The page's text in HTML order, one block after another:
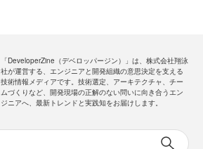
「DeveloperZine（デベロッパージン）」は、株式会社翔泳
社が運営する、エンジニアと開発組織の意思決定を支える
技術情報メディアです。技術選定、アーキテクチャ、チー
ムづくりなど、開発現場の正解のない問いに向き合うエン
ジニアへ、最新トレンドと実践知をお届けします。